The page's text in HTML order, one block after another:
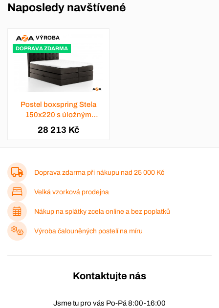
Naposledy navštívené
VÝROBA
DOPRAVA ZDARMA
Postel boxspring Stela
150x220 s úložným
prostorem - výběr barev
28 213 Kč
Doprava zdarma při nákupu nad 25 000 Kč
Velká vzorková prodejna
Nákup na splátky zcela online a bez poplatků
Výroba čalouněných postelí na míru
Kontaktujte nás
Jsme tu pro vás Po-Pá 8:00-16:00